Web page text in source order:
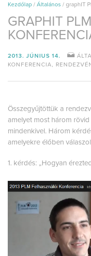
Kezdőlap / Általános / graphIT
GRAPHIT
2013. JÚNIUS 14.
KONFERENCIA,
Összegyűjtöttük a
amelyet most három
mindenkivel. Három
amelyekre élőben
1. kérdés: „Hogyan